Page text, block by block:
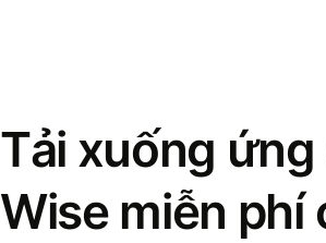
Tải xuống
Wise miễn phí